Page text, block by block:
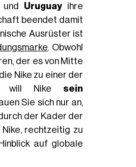
und Uruguay ihre
beendet damit
Ausrüster ist
. Obwohl
der es von Mitte
Nike zu einer der
will Nike sein
Sie sich nur an,
der Kader der
rechtzeitig zu
auf globale